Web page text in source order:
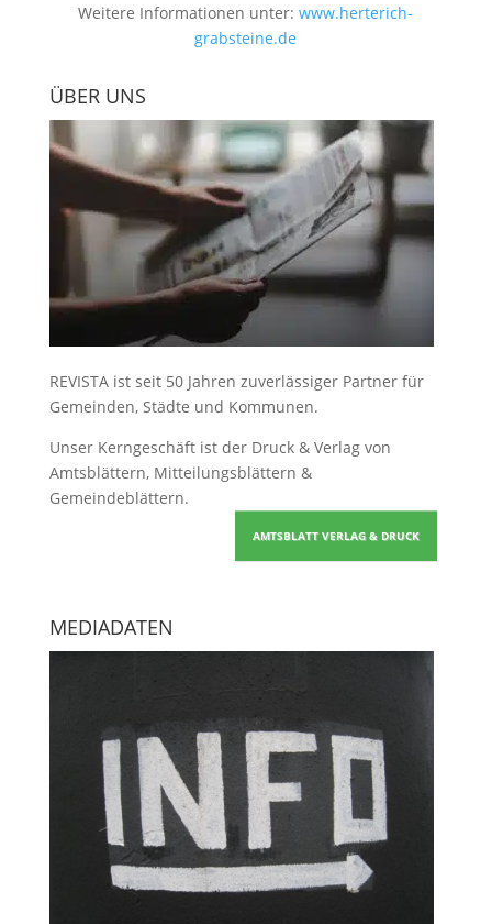
Weitere Informationen unter:www.herterich-
grabsteine.de
ÜBER UNS
REVISTA ist seit 50 Jahren zuverlässiger Partner für
Gemeinden, Städte und Kommunen.
Unser Kerngeschäft ist der Druck & Verlag von
Amtsblättern, Mitteilungsblättern &
Gemeindeblättern.
AMTSBLATT VERLAG & DRUCK
MEDIADATEN